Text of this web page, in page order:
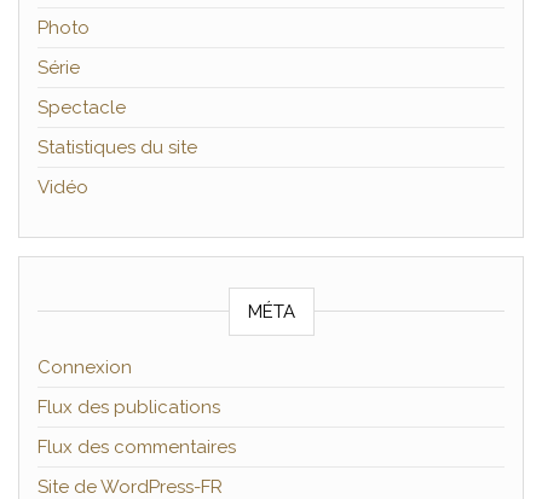
Photo
Série
Spectacle
Statistiques du site
Vidéo
MÉTA
Connexion
Flux des publications
Flux des commentaires
Site de WordPress-FR